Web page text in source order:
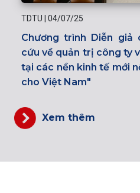
TDTU 04/07/25
Chương trình Diễn giả
cứu về quản trị công ty
tại các nền kinh tế mới
cho Việt Nam"
Xem thêm